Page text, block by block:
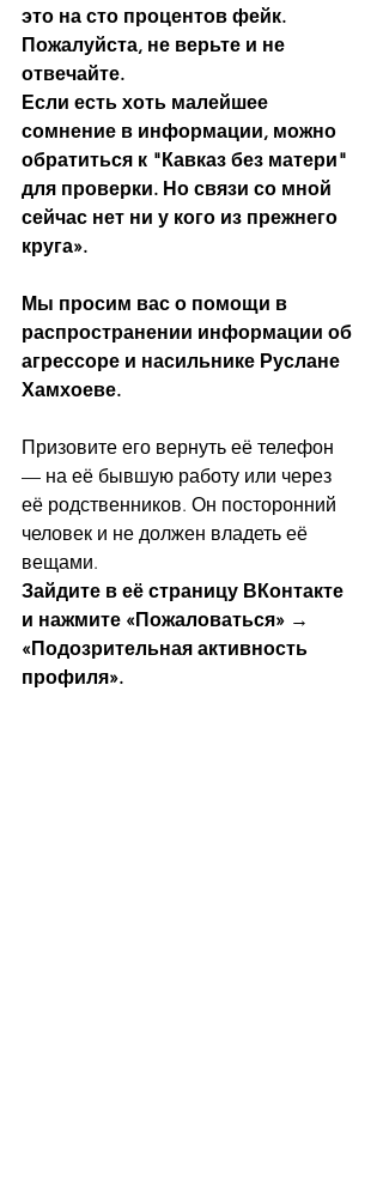
это на сто процентов фейк.
Пожалуйста, не верьте и не
отвечайте.
Если есть хоть малейшее
сомнение в информации, можно
обратиться к "Кавказ без матери"
для проверки. Но связи со мной
сейчас нет ни у кого из прежнего
круга».
Мы просим вас о помощи в
распространении информации об
агрессоре и насильнике Руслане
Хамхоеве.
Призовите его вернуть её телефон
— на её бывшую работу или через
её родственников. Он посторонний
человек и не должен владеть её
вещами.
Зайдите в её страницу ВКонтакте
и нажмите «Пожаловаться» →
«Подозрительная активность
профиля».